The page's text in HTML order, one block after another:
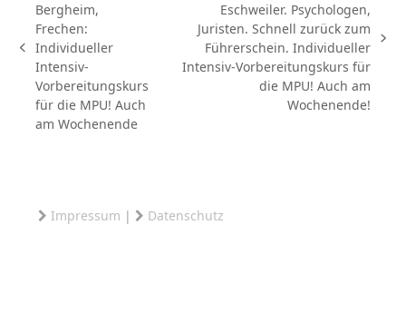
vorheriger
Beitrag:
Bergheim,
Frechen:
Individueller
Intensiv-
Vorbereitungskurs
für die MPU! Auch
am Wochenende
Nächster
Beitrag:
Eschweiler. Psychologen,
Juristen. Schnell zurück zum
Führerschein. Individueller
Intensiv-Vorbereitungskurs für
die MPU! Auch am
Wochenende!
Impressum | Datenschutz